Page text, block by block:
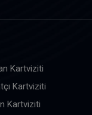
Kartviziti
Kartviziti
Kartviziti